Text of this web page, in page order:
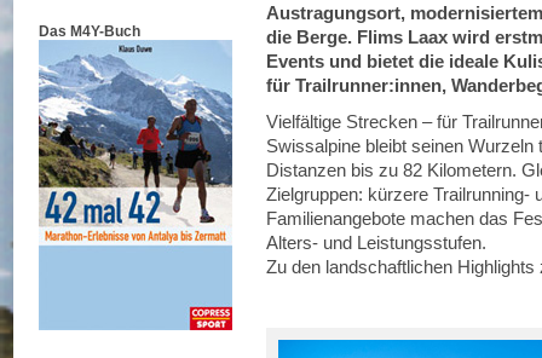
Das M4Y-Buch
Austragungsort,
die Berge. Flims Laax wird
Events und bietet die ideale
für Trailrunner:innen,
Vielfältige Strecken – für
Swissalpine bleibt seinen
Distanzen bis zu 82 Kilometern.
Zielgruppen: kürzere Trailrunning-
Familienangebote machen das
Alters- und Leistungsstufen.
Zu den landschaftlichen Highlights